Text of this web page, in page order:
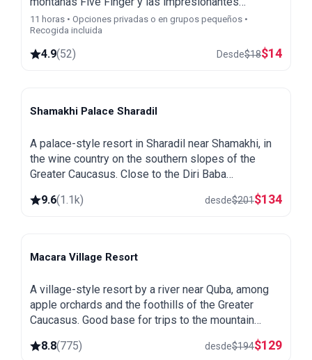
montañas Shahdag. Visita la naturaleza de Guba.
11 horas • Opciones privadas o en grupos pequeños •
Recogida incluida
4.9(52) Desde$18$14
Shamakhi
Shamakhi Palace Sharadil
A palace-style resort in Sharadil near Shamakhi, in
the wine country on the southern slopes of the
Greater Caucasus. Close to the Diri Baba
Pirqulu forests.
9.6(1.1k) desde$201$134
Quba
Macara Village Resort
A village-style resort by a river near Quba, among
apple orchards and the foothills of the Greater
Caucasus. Good base for trips to the mountain
8.8(775) desde$194$129